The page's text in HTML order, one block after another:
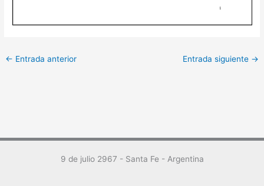
← Entrada anterior Entrada siguiente →
9 de julio 2967 - Santa Fe - Argentina